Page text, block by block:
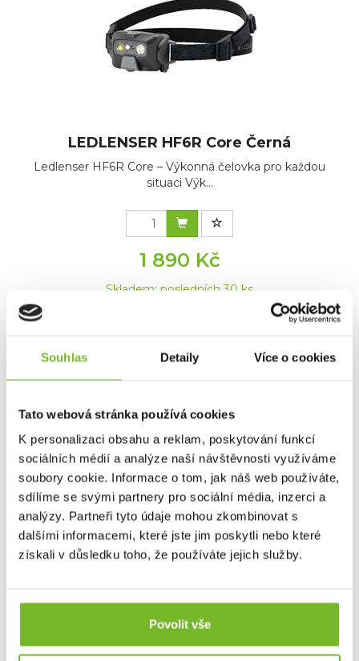
Souhlas Detaily Více o cookies
Tato webová stránka používá cookies
K personalizaci obsahu a reklam, poskytování funkcí
sociálních médií a analýze naší návštěvnosti využíváme
soubory cookie. Informace o tom, jak náš web používáte,
sdílíme se svými partnery pro sociální média, inzerci a
analýzy. Partneři tyto údaje mohou zkombinovat s
dalšími informacemi, které jste jim poskytli nebo které
získali v důsledku toho, že používáte jejich služby.
Povolit vše
LEDLENSER HF6R Core Černá
Ledlenser HF6R Core – Výkonná čelovka pro každou
situaci Výk...
1 890 Kč
Skladem: posledních 30 ks
LEDLENSER HF6R Work Žlutá
Ledlenser HF6R Work je tenká čelová svítilna pro
běžné průmy...
2 090 Kč